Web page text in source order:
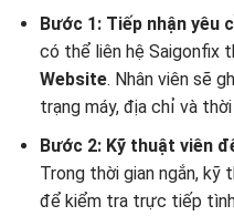
Bước 1: Tiếp nhận yêu
có thể liên hệ Saigonfix
Website. Nhân viên sẽ
trạng máy, địa chỉ và
Bước 2: Kỹ thuật viên
Trong thời gian ngắn, kỹ
để kiểm tra trực tiếp